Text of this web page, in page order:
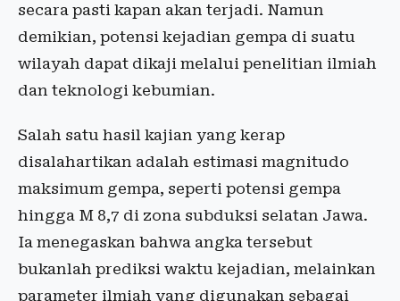
secara pasti kapan akan terjadi. Namun
demikian, potensi kejadian gempa di suatu
wilayah dapat dikaji melalui penelitian ilmiah
dan teknologi kebumian.
Salah satu hasil kajian yang kerap
disalahartikan adalah estimasi magnitudo
maksimum gempa, seperti potensi gempa
hingga M 8,7 di zona subduksi selatan Jawa.
Ia menegaskan bahwa angka tersebut
bukanlah prediksi waktu kejadian, melainkan
parameter ilmiah yang digunakan sebagai